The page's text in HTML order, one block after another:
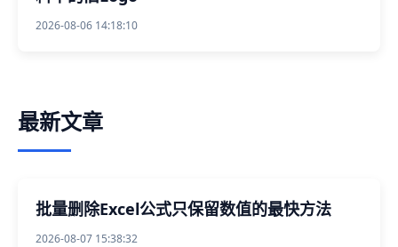
2026-08-06 14:18:10
最新文章
批量删除Excel公式只保留数值的最快方法
2026-08-07 15:38:32